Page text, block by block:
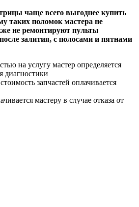
чаще всего выгоднее купить
таких поломок мастера не
не ремонтируют пульты
залития, с полосами и пятнами
на услугу мастер определяется
диагностики
запчастей оплачивается
мастеру в случае отказа от